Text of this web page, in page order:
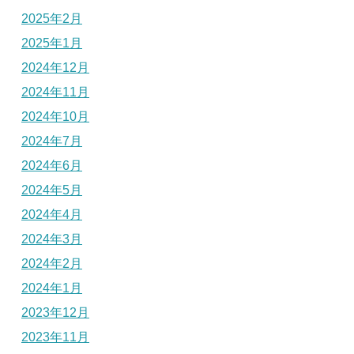
2025年2月
2025年1月
2024年12月
2024年11月
2024年10月
2024年7月
2024年6月
2024年5月
2024年4月
2024年3月
2024年2月
2024年1月
2023年12月
2023年11月